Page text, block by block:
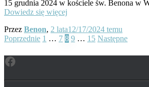
15 grudnia 2024 w kościele św. Benona w
Dowiedz się więcej
Przez Benon, 2 lata12/17/2024 temu
Stronicowanie
wpisów
Poprzednie 1 … 7 8 9 … 15 Następne
Facebook